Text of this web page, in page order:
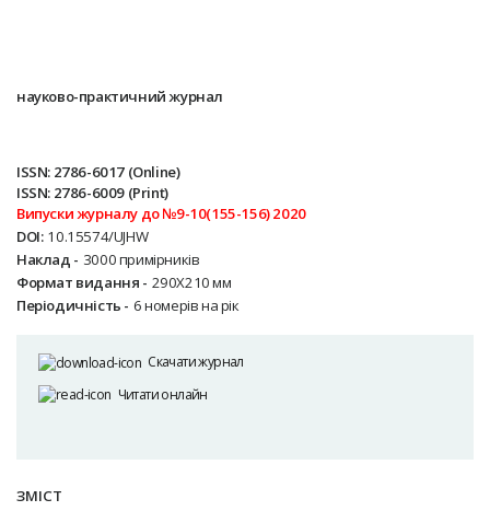
науково-практичний журнал
ISSN: 2786-6017 (Online)
ISSN: 2786-6009 (Print)
Випуски журналу до №9-10(155-156) 2020
DOI: 10.15574/UJHW
Наклад - 3000 примірників
Формат видання - 290Х210 мм
Періодичність - 6 номерів на рік
Скачати журнал
Читати онлайн
ЗМІСТ